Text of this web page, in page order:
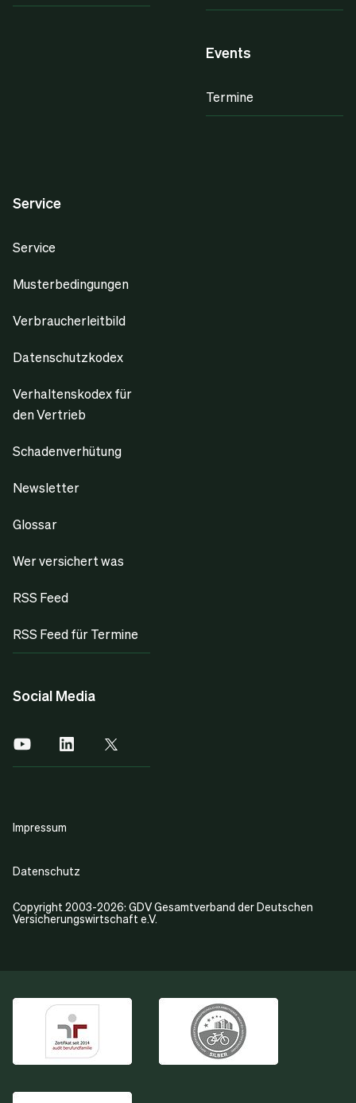
Events
Termine
Service
Service
Musterbedingungen
Verbraucherleitbild
Datenschutzkodex
Verhaltenskodex für
den Vertrieb
Schadenverhütung
Newsletter
Glossar
Wer versichert was
RSS Feed
RSS Feed für Termine
Social Media
Copyright 2003-2026: GDV Gesamtverband der Deutschen
Versicherungswirtschaft e.V.
Impressum
Datenschutz